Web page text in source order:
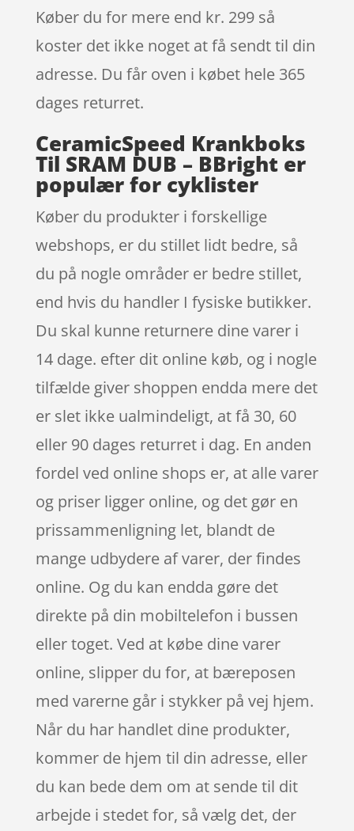
Køber du for mere end kr. 299 så
koster det ikke noget at få sendt til din
adresse. Du får oven i købet hele 365
dages returret.
CeramicSpeed Krankboks
Til SRAM DUB – BBright er
populær for cyklister
Køber du produkter i forskellige
webshops, er du stillet lidt bedre, så
du på nogle områder er bedre stillet,
end hvis du handler I fysiske butikker.
Du skal kunne returnere dine varer i
14 dage. efter dit online køb, og i nogle
tilfælde giver shoppen endda mere det
er slet ikke ualmindeligt, at få 30, 60
eller 90 dages returret i dag. En anden
fordel ved online shops er, at alle varer
og priser ligger online, og det gør en
prissammenligning let, blandt de
mange udbydere af varer, der findes
online. Og du kan endda gøre det
direkte på din mobiltelefon i bussen
eller toget. Ved at købe dine varer
online, slipper du for, at bæreposen
med varerne går i stykker på vej hjem.
Når du har handlet dine produkter,
kommer de hjem til din adresse, eller
du kan bede dem om at sende til dit
arbejde i stedet for, så vælg det, der